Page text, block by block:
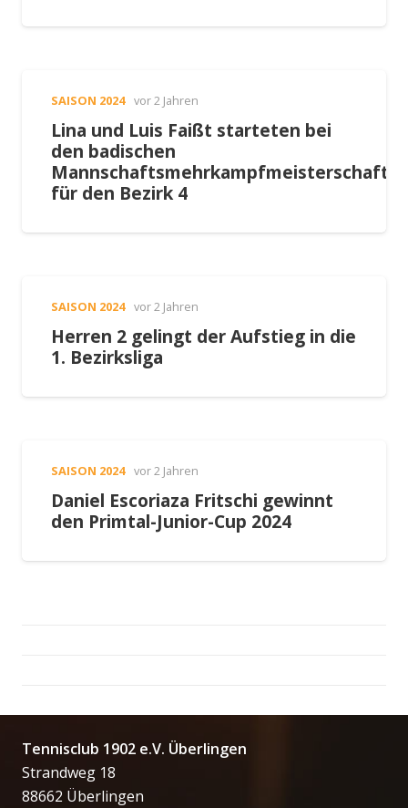
SAISON 2024 vor 2 Jahren
Lina und Luis Faißt starteten bei
den badischen
für den Bezirk 4
SAISON 2024 vor 2 Jahren
Herren 2 gelingt der Aufstieg in die
1. Bezirksliga
SAISON 2024 vor 2 Jahren
Daniel Escoriaza Fritschi gewinnt
den Primtal-Junior-Cup 2024
Tennisclub 1902 e.V. Überlingen
Strandweg 18
88662 Überlingen